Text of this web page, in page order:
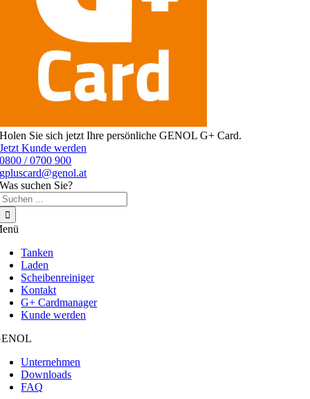
Holen Sie sich jetzt Ihre persönliche GENOL G+ Card.
Jetzt Kunde werden
0800 / 0700 900
gpluscard@genol.at
Was suchen Sie?
Tanken
Laden
Scheibenreiniger
Kontakt
G+ Cardmanager
Kunde werden
Unternehmen
Downloads
FAQ